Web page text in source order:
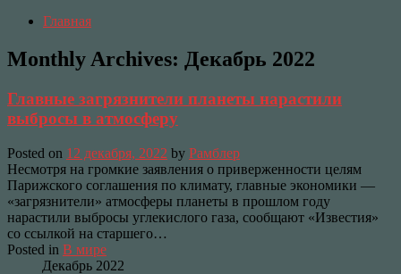
Главная
Monthly Archives: Декабрь 2022
Главные загрязнители планеты нарастили
выбросы в атмосферу
Posted on 12 декабря, 2022 by Рамблер
Несмотря на громкие заявления о приверженности целям
Парижского соглашения по климату, главные экономики —
«загрязнители» атмосферы планеты в прошлом году
нарастили выбросы углекислого газа, сообщают «Известия»
со ссылкой на старшего…
Posted in В мире
Декабрь 2022